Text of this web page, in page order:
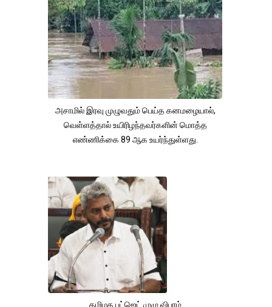
அசாமில் இரவு முழுவதும் பெய்த கனமழையால்,
வெள்ளத்தால் உயிரிழந்தவர்களின் மொத்த
எண்ணிக்கை 89 ஆக உயர்ந்துள்ளது.
தமிழக பட்ஜெட் முழு விபரம்